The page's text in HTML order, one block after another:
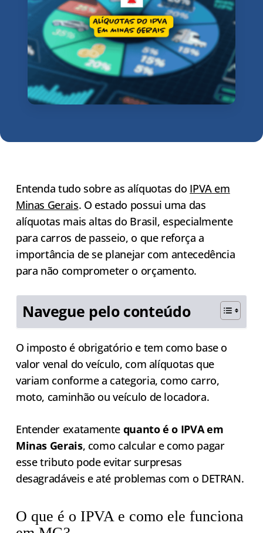
Entenda tudo sobre as alíquotas do IPVA em
Minas Gerais. O estado possui uma das
alíquotas mais altas do Brasil, especialmente
para carros de passeio, o que reforça a
importância de se planejar com antecedência
para não comprometer o orçamento.
Navegue pelo conteúdo
O imposto é obrigatório e tem como base o
valor venal do veículo, com alíquotas que
variam conforme a categoria, como carro,
moto, caminhão ou veículo de locadora.
Entender exatamente quanto é o IPVA em
Minas Gerais, como calcular e como pagar
esse tributo pode evitar surpresas
desagradáveis e até problemas com o DETRAN.
O que é o IPVA e como ele funciona